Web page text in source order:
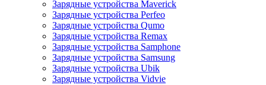
Зарядные устройства Maverick
Зарядные устройства Perfeo
Зарядные устройства Qumo
Зарядные устройства Remax
Зарядные устройства Samphone
Зарядные устройства Samsung
Зарядные устройства Ubik
Зарядные устройства Vidvie